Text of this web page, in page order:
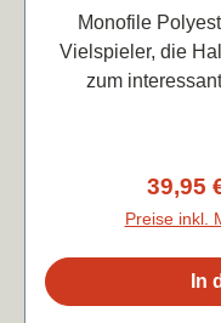
Monofile
Vielspieler, die
zum
39,95
Preise inkl.
In